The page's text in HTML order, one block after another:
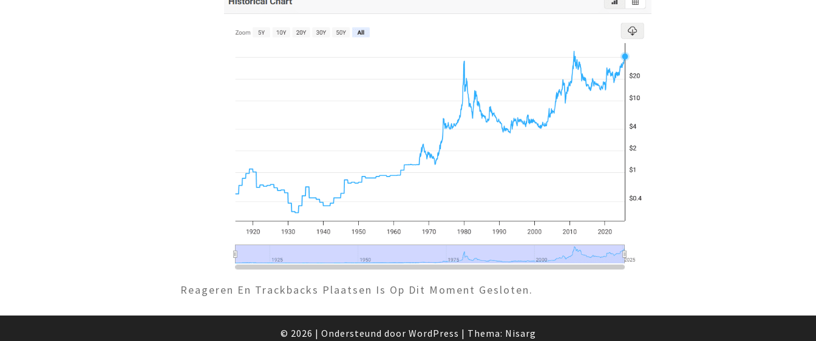
Reageren En Trackbacks Plaatsen Is Op Dit Moment Gesloten.
© 2026 | Ondersteund door WordPress | Thema: Nisarg